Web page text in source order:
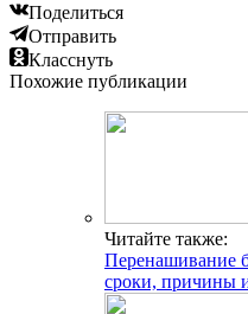
Поделиться
Отправить
Класснуть
Похожие публикации
Читайте также:
Перенашивание
сроки, причины